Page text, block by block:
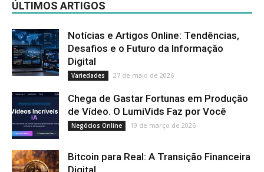
ÚLTIMOS ARTIGOS
Notícias e Artigos Online: Tendências,
Desafios e o Futuro da Informação
Digital
Variedades 27 de maio de 2026
Chega de Gastar Fortunas em Produção
de Vídeo. O LumiVids Faz por Você
Negócios Online 19 de março de 2026
Bitcoin para Real: A Transição Financeira